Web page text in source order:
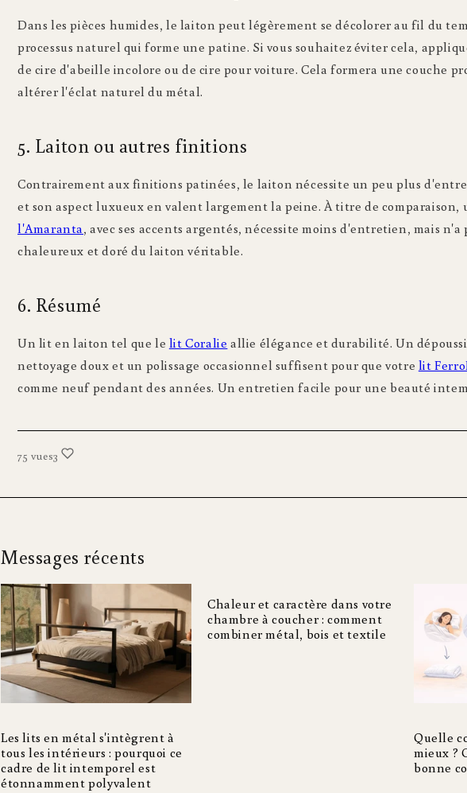
Dans les pièces humides, le laiton peut légèrement se décolorer au fil du
processus naturel qui forme une patine. Si vous souhaitez éviter cela,
de cire d'abeille incolore ou de cire pour voiture. Cela formera une couche
altérer l'éclat naturel du métal.
5. Laiton ou autres finitions
Contrairement aux finitions patinées, le laiton nécessite un peu plus
et son aspect luxueux en valent largement la peine. À titre de comparaison,
l'Amaranta, avec ses accents argentés, nécessite moins d'entretien, mais n'a
chaleureux et doré du laiton véritable.
6. Résumé
Un lit en laiton tel que le lit Coralie allie élégance et durabilité. Un
nettoyage doux et un polissage occasionnel suffisent pour que votre lit
comme neuf pendant des années. Un entretien facile pour une beauté
75 vues3
Messages récents
Les lits en métal s'intègrent à
tous les intérieurs : pourquoi ce
cadre de lit intemporel est
étonnamment polyvalent
Chaleur et caractère dans votre
chambre à coucher : comment
combiner métal, bois et textile
Quelle
mieux ?
bonne